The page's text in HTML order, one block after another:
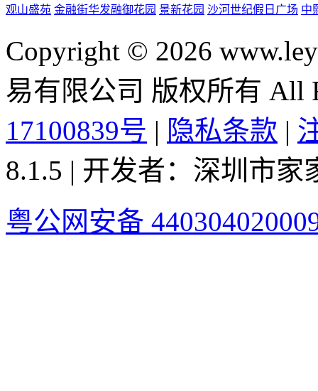
观山盛苑 金融街华发融御花园 景新花园 沙河世纪假日广场 中
Copyright © 2026
易有限公司 版权所有 All
17100839号 | 隐私条款 |
8.1.5 | 开发者：深圳市
粤公网安备